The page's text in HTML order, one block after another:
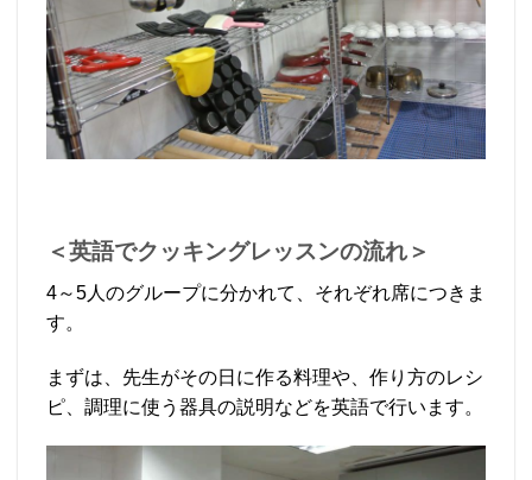
＜英語でクッキングレッスンの流れ＞
4～5人のグループに分かれて、それぞれ席につきま
す。
まずは、先生がその日に作る料理や、作り方のレシ
ピ、調理に使う器具の説明などを英語で行います。